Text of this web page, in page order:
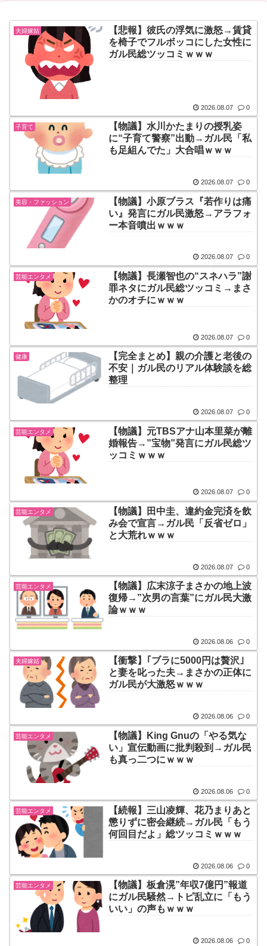
夫婦嫁姑
【悲報】彼氏の浮気に激怒→賃貸
を椅子でフルボッコにした女性に
ガル民総ツッコミｗｗｗ
2026.08.07 0
子育て
【物議】水川かたまりの授乳姿
に“子育て警察”出動→ガル民「私
も足組んでた」大合唱ｗｗｗ
2026.08.07 0
美容・ファッション
【物議】小原ブラス『若作りは痛
い』発言にガル民激怒→アラフォ
ー本音噴出ｗｗｗ
2026.08.07 0
芸能エンタメ
【物議】長瀬智也の“スネハラ”謝
罪ネタにガル民総ツッコミ→まさ
かのオチにｗｗｗ
2026.08.07 0
健康
【完全まとめ】親の介護と老後の
不安｜ガル民のリアル体験談を総
整理
2026.08.07 0
芸能エンタメ
【物議】元TBSアナ山本里菜が離
婚報告→”宝物”発言にガル民総ツ
ッコミｗｗｗ
2026.08.07 0
芸能エンタメ
【物議】田中圭、違約金完済を飲
み会で宣言→ガル民「反省ゼロ」
と大荒れｗｗｗ
2026.08.07 0
芸能エンタメ
【物議】広末涼子まさかの地上波
復帰→”次男の言葉”にガル民大激
論ｗｗｗ
2026.08.06 0
夫婦嫁姑
【衝撃】｢ブラに5000円は贅沢｣
と妻を叱った夫→まさかの正体に
ガル民が大激怒ｗｗｗ
2026.08.06 0
芸能エンタメ
【物議】King Gnuの「やる気な
い」宣伝動画に批判殺到→ガル民
も真っ二つにｗｗｗ
2026.08.06 0
芸能エンタメ
【続報】三山凌輝、花乃まりあと
懲りずに密会継続→ガル民「もう
何回目だよ」総ツッコミｗｗｗ
2026.08.06 0
芸能エンタメ
【物議】板倉滉”年収7億円”報道
にガル民騒然→トピ乱立に「もう
いい」の声もｗｗｗ
2026.08.06 0